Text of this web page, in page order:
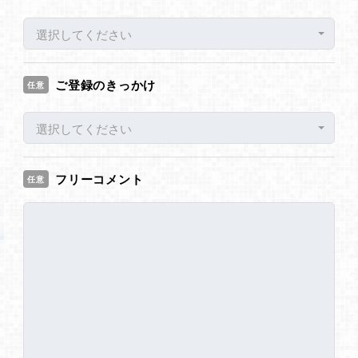
選択してください
任意 ご登録のきっかけ
選択してください
任意 フリーコメント